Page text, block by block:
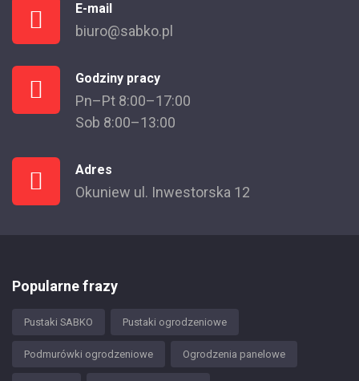
E-mail
biuro@sabko.pl
Godziny pracy
Pn–Pt 8:00–17:00
Sob 8:00–13:00
Adres
Okuniew ul. Inwestorska 12
Popularne frazy
Pustaki SABKO Pustaki ogrodzeniowe
Podmurówki ogrodzeniowe Ogrodzenia panelowe